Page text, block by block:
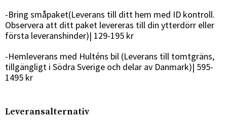
-Bring småpaket(Leverans till ditt hem med ID kontroll.
Observera att ditt paket levereras till din ytterdörr eller
första leveranshinder)| 129-195 kr
-Hemleverans med Hulténs bil (Leverans till tomtgräns,
tillgängligt i Södra Sverige och delar av Danmark)| 595-
1495 kr
Leveransalternativ